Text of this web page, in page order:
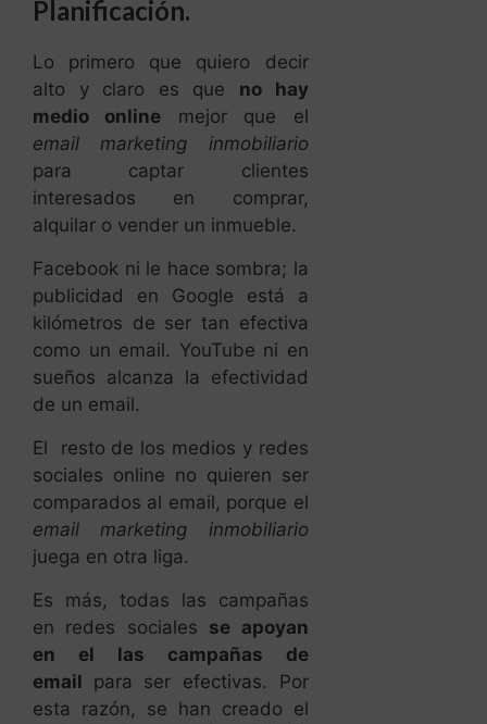
Planificación.
Lo primero que quiero decir
alto y claro es que no hay
medio online mejor que el
email marketing inmobiliario
para captar clientes
interesados en comprar,
alquilar o vender un inmueble.
Facebook ni le hace sombra; la
publicidad en Google está a
kilómetros de ser tan efectiva
como un email. YouTube ni en
sueños alcanza la efectividad
de un email.
El resto de los medios y redes
sociales online no quieren ser
comparados al email, porque el
email marketing inmobiliario
juega en otra liga.
Es más, todas las campañas
en redes sociales se apoyan
en el las campañas de
email para ser efectivas. Por
esta razón, se han creado el